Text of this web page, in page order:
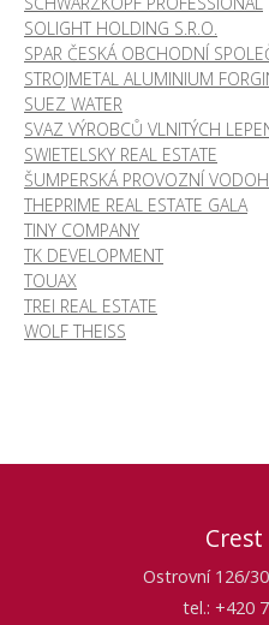
SOLIGHT HOLDING S.R.O.
SPAR ČESKÁ OBCHODNÍ
STROJMETAL ALUMINIUM
SUEZ WATER
SVAZ VÝROBCŮ VLNITÝCH
SWIETELSKY REAL ESTATE
ŠUMPERSKÁ PROVOZNÍ
THEPRIME REAL ESTATE GALA
TINY COMPANY
TK DEVELOPMENT
TOUAX
TREI REAL ESTATE
WOLF THEISS
Ostrovní 126/
tel.: +420